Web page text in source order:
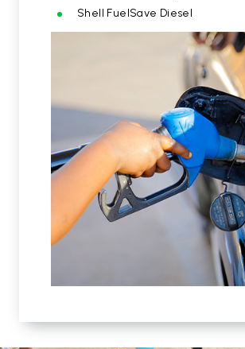
Shell FuelSave Diesel